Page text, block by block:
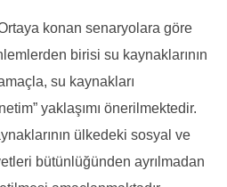
konan senaryolara göre
birisi su kaynaklarının
su kaynakları
yaklaşımı önerilmektedir.
ülkedeki sosyal ve
bütünlüğünden ayrılmadan